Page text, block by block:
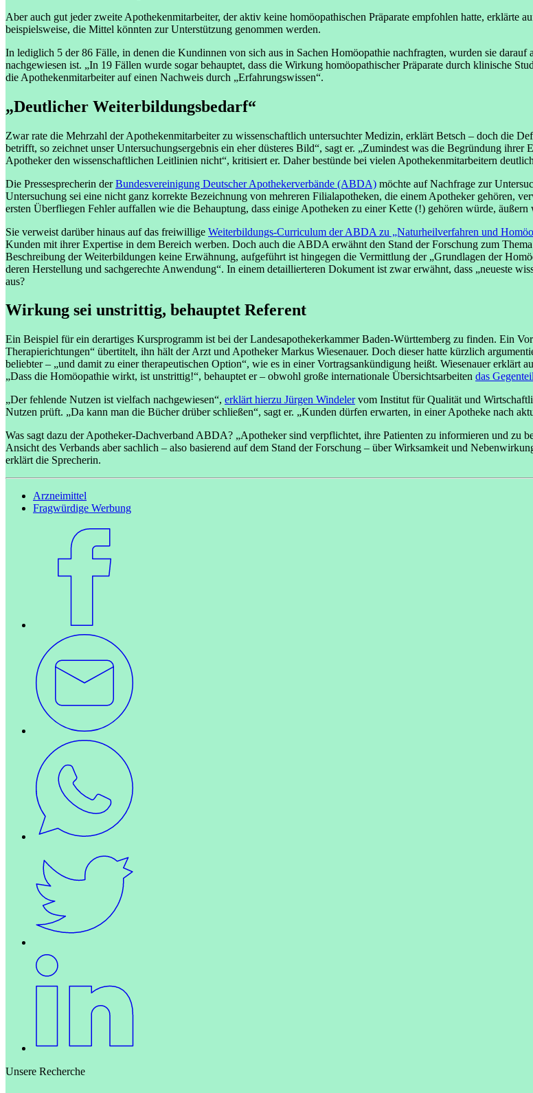
Aber auch gut jeder zweite Apothekenmitarbeiter, der aktiv keine homöopathischen Präparate empfohlen hatte, erklärte
beispielsweise, die Mittel könnten zur Unterstützung genommen werden.
In lediglich 5 der 86 Fälle, in denen die Kundinnen von sich aus in Sachen Homöopathie nachfragten, wurden sie
nachgewiesen ist. „In 19 Fällen wurde sogar behauptet, dass die Wirkung homöopathischer Präparate durch klinische
die Apothekenmitarbeiter auf einen Nachweis durch „Erfahrungswissen“.
„Deutlicher Weiterbildungsbedarf“
Zwar rate die Mehrzahl der Apothekenmitarbeiter zu wissenschaftlich untersuchter Medizin, erklärt Betsch – doch die
betrifft, so zeichnet unser Untersuchungsergebnis ein eher düsteres Bild“, sagt er. „Zumindest was die Begründung
Apotheker den wissenschaftlichen Leitlinien nicht“, kritisiert er. Daher bestünde bei vielen Apothekenmitarbeitern
Die Pressesprecherin derBundesvereinigung Deutscher Apothekerverbände (ABDA) möchte auf Nachfrage zur
Untersuchung sei eine nicht ganz korrekte Bezeichnung von mehreren Filialapotheken, die einem Apotheker gehören,
ersten Überfliegen Fehler auffallen wie die Behauptung, dass einige Apotheken zu einer Kette (!) gehören würde,
Sie verweist darüber hinaus auf das freiwillige Weiterbildungs-Curriculum der ABDA zu „Naturheilverfahren und
Kunden mit ihrer Expertise in dem Bereich werben. Doch auch die ABDA erwähnt den Stand der Forschung zum
Beschreibung der Weiterbildungen keine Erwähnung, aufgeführt ist hingegen die Vermittlung der „Grundlagen der
deren Herstellung und sachgerechte Anwendung“. In einem detaillierteren Dokument ist zwar erwähnt, dass „neueste
aus?
Wirkung sei unstrittig, behauptet Referent
Ein Beispiel für ein derartiges Kursprogramm ist bei der Landesapothekerkammer Baden-Württemberg zu finden. Ein
Therapierichtungen“ übertitelt, ihn hält der Arzt und Apotheker Markus Wiesenauer. Doch dieser hatte kürzlich
beliebter – „und damit zu einer therapeutischen Option“, wie es in einer Vortragsankündigung heißt. Wiesenauer erklärt
„Dass die Homöopathie wirkt, ist unstrittig!“, behauptet er – obwohl große internationale Übersichtsarbeiten das
„Der fehlende Nutzen ist vielfach nachgewiesen“, erklärt hierzu Jürgen Windelervom Institut für Qualität und
Nutzen prüft. „Da kann man die Bücher drüber schließen“, sagt er. „Kunden dürfen erwarten, in einer Apotheke nach
Was sagt dazu der Apotheker-Dachverband ABDA? „Apotheker sind verpflichtet, ihre Patienten zu informieren und zu
Ansicht des Verbands aber sachlich – also basierend auf dem Stand der Forschung – über Wirksamkeit und
erklärt die Sprecherin.
Arzneimittel
Fragwürdige Werbung
Unsere Recherche